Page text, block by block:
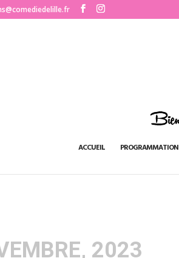
ACCUEIL PROGRAMMATION
2023